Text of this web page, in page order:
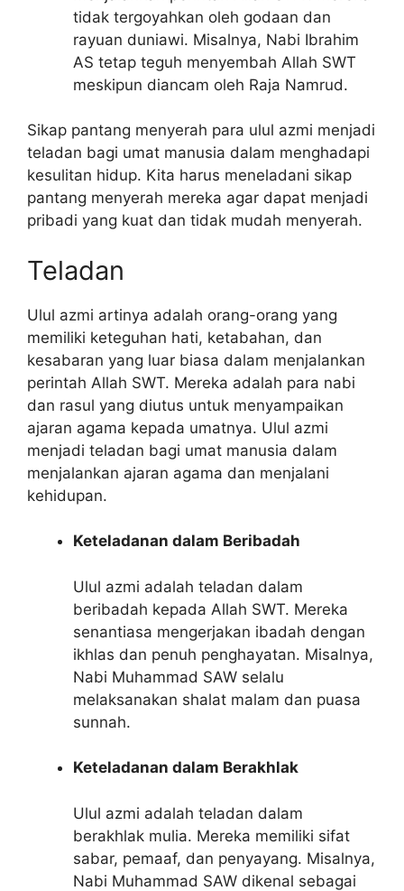
tidak tergoyahkan oleh godaan dan
rayuan duniawi. Misalnya, Nabi Ibrahim
AS tetap teguh menyembah Allah SWT
meskipun diancam oleh Raja Namrud.
Sikap pantang menyerah para ulul azmi menjadi
teladan bagi umat manusia dalam menghadapi
kesulitan hidup. Kita harus meneladani sikap
pantang menyerah mereka agar dapat menjadi
pribadi yang kuat dan tidak mudah menyerah.
Teladan
Ulul azmi artinya adalah orang-orang yang
memiliki keteguhan hati, ketabahan, dan
kesabaran yang luar biasa dalam menjalankan
perintah Allah SWT. Mereka adalah para nabi
dan rasul yang diutus untuk menyampaikan
ajaran agama kepada umatnya. Ulul azmi
menjadi teladan bagi umat manusia dalam
menjalankan ajaran agama dan menjalani
kehidupan.
Keteladanan dalam Beribadah
Ulul azmi adalah teladan dalam
beribadah kepada Allah SWT. Mereka
senantiasa mengerjakan ibadah dengan
ikhlas dan penuh penghayatan. Misalnya,
Nabi Muhammad SAW selalu
melaksanakan shalat malam dan puasa
sunnah.
Keteladanan dalam Berakhlak
Ulul azmi adalah teladan dalam
berakhlak mulia. Mereka memiliki sifat
sabar, pemaaf, dan penyayang. Misalnya,
Nabi Muhammad SAW dikenal sebagai